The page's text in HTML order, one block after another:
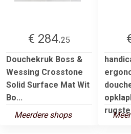
€ 284.25
Douchekruk Boss &
Wessing Crosstone
Solid Surface Mat Wit
Bo...
Meerdere shops